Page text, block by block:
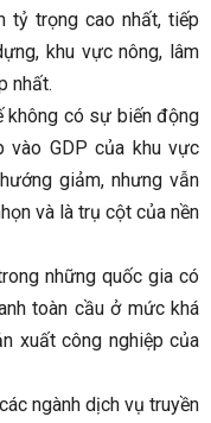
tỷ trọng cao nhất, tiếp
khu vực nông, lâm
nhất.
không có sự biến động
vào GDP của khu vực
giảm, nhưng vẫn
và là trụ cột của nền
những quốc gia có
toàn cầu ở mức khá
xuất công nghiệp của
ngành dịch vụ truyền